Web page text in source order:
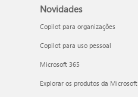
Novidades
Copilot para organizações
Copilot para uso pessoal
Microsoft 365
Explorar os produtos da Microsoft